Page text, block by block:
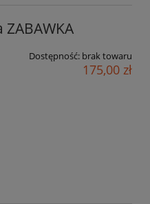
Dostępność: brak towaru
175,00 zł